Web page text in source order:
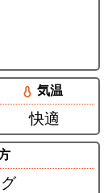
気温
快適